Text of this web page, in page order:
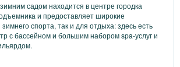
садом находится в центре городка
и предоставляет широкие
спорта, так и для отдыха: здесь есть
с бассейном и большим набором spa-услуг и